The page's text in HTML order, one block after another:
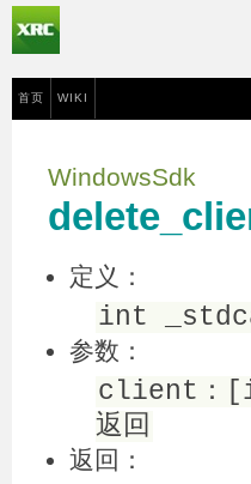
首页 WIKI
WindowsSdk
定义：
int
参数：
client：
返回
返回：